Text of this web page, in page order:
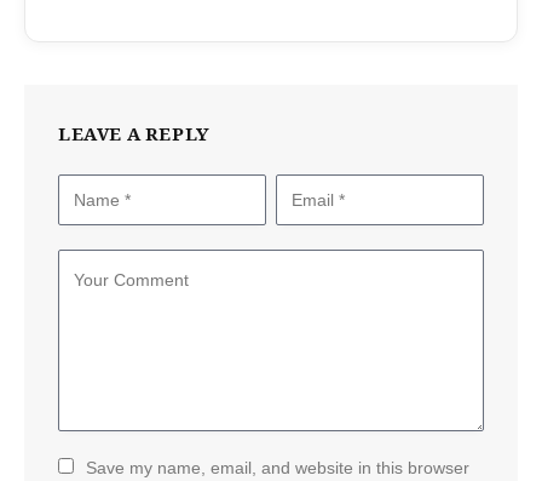
LEAVE A REPLY
Save my name, email, and website in this browser